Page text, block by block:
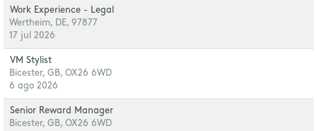
Work Experience - Legal
Wertheim, DE, 97877
17 jul 2026
VM Stylist
Bicester, GB, OX26 6WD
6 ago 2026
Senior Reward Manager
Bicester, GB, OX26 6WD